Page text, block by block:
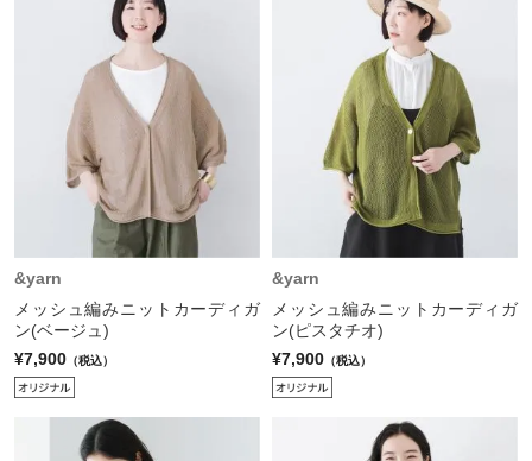
&yarn
メッシュ編みニットカーディガ
ン(ベージュ)
¥7,900 （税込）
&yarn
メッシュ編みニットカーディガ
ン(ピスタチオ)
¥7,900 （税込）